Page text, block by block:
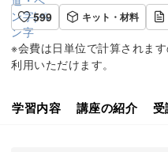
599
キット・材料
※会費は日単位で計算されま
利用いただけます。
学習内容 講座の紹介